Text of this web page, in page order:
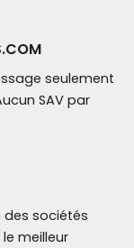
seulement
SAV par
sociétés
meilleur